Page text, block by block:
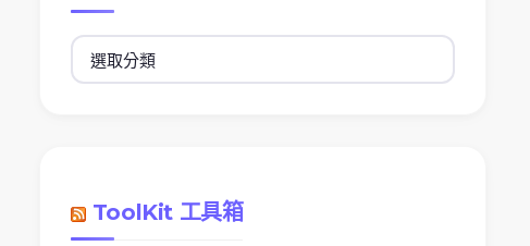
分
類
ToolKit 工具箱